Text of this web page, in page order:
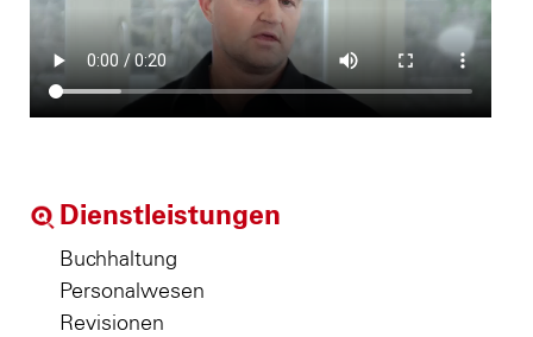
Dienstleistungen
Buchhaltung
Personalwesen
Revisionen